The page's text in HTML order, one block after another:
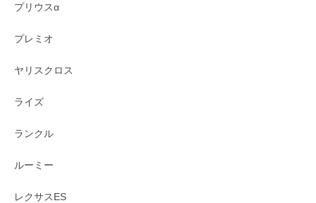
プリウスα
プレミオ
ヤリスクロス
ライズ
ランクル
ルーミー
レクサスES